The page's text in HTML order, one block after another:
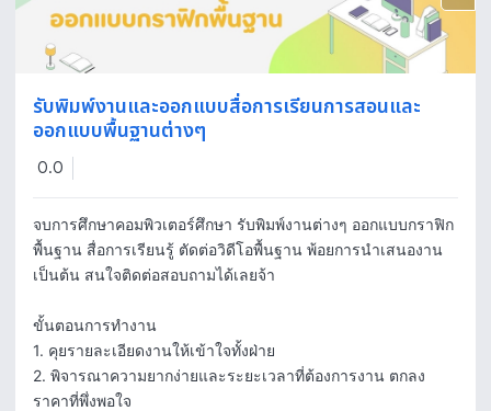
รับพิมพ์งานและออกแบบสื่อการเรียนการสอนและ
ออกแบบพื้นฐานต่างๆ
0.0
จบการศึกษาคอมพิวเตอร์ศึกษา รับพิมพ์งานต่างๆ ออกแบบกราฟิก
พื้นฐาน สื่อการเรียนรู้ ตัดต่อวิดีโอพื้นฐาน พ้อยการนำเสนองาน
เป็นต้น สนใจติดต่อสอบถามได้เลยจ้า
ขั้นตอนการทำงาน
1. คุยรายละเอียดงานให้เข้าใจทั้งฝ่าย
2. พิจารณาความยากง่ายและระยะเวลาที่ต้องการงาน ตกลง
ราคาที่พึ่งพอใจ